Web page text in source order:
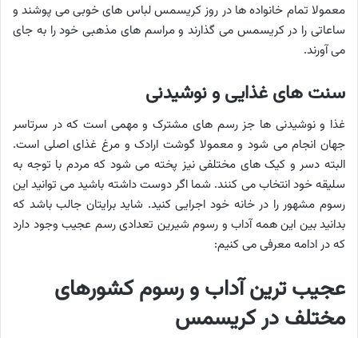
معمولا تمام خانواده ها در روز کریسمس لباس های خوبی می پوشند و
ساعاتی را در کریسمس می گذارند و مراسم های مذهبی خود را به جای
می آورند.
سنت های غذایی و نوشیدنی
غذا و نوشیدنی ها جز رسم های مشترک و مهمی است که در سرتاسر
جهان انجام می شود و معمولا گوشت ارادک و مرغ غذای اصلی است.
البته دسر و کیک های مختلفی نیز پخته می شود که مردم با توجه به
سلیقه خود انتخاب می کنند. شما اگر دوست داشته باشید می توانید این
رسوم مشهور را در خانه خود اجرایی کنید. شاید برایتان جالب باشد که
بدانید بین این همه آداب و رسوم شیرین تعدادی رسم عجیب وجود دارد
که در ادامه معرفی می کنیم:
عجیب ترین آداب و رسوم کشورهای
مختلف در کریسمس